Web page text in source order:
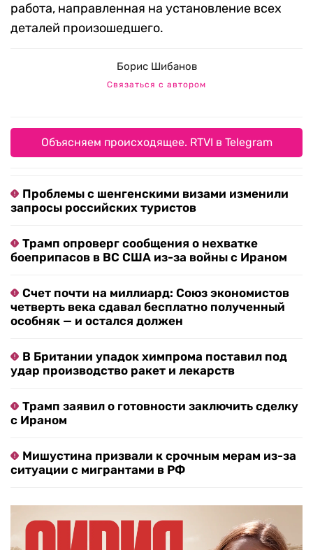
работа, направленная на установление всех
деталей произошедшего.
Борис Шибанов
Связаться с автором
Объясняем происходящее. RTVI в Telegram
Проблемы с шенгенскими визами изменили
запросы российских туристов
Трамп опроверг сообщения о нехватке
боеприпасов в ВС США из-за войны с Ираном
Счет почти на миллиард: Союз экономистов
четверть века сдавал бесплатно полученный
особняк — и остался должен
В Британии упадок химпрома поставил под
удар производство ракет и лекарств
Трамп заявил о готовности заключить сделку
с Ираном
Мишустина призвали к срочным мерам из-за
ситуации с мигрантами в РФ